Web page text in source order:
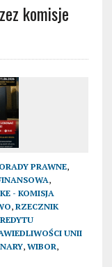
komisje
PRAWNE,
,
KE - KOMISJA
, RZECZNIK
UNII
, WIBOR,